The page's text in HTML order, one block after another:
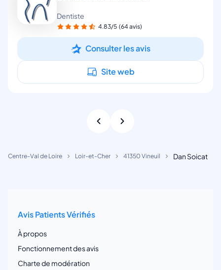
Dentiste
4.83/5 (64 avis)
Consulter les avis
Site web
Centre-Val de Loire Loir-et-Cher 41350 Vineuil Dan Soicat
Avis Patients Vérifiés
À propos
Fonctionnement des avis
Charte de modération